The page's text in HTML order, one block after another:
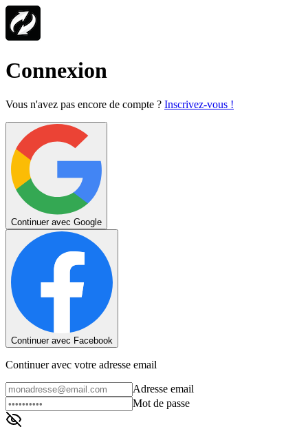
Connexion
Vous n'avez pas encore de compte ? Inscrivez-vous !
Continuer avec Google
Continuer avec Facebook
Continuer avec votre adresse email
Adresse email
Mot de passe